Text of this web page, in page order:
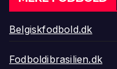
Belgiskfodbold.dk
Fodboldibrasilien.dk